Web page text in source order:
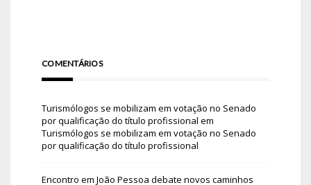
COMENTÁRIOS
Turismólogos se mobilizam em votação no Senado
por qualificação do título profissional em
Turismólogos se mobilizam em votação no Senado
por qualificação do título profissional
Encontro em João Pessoa debate novos caminhos